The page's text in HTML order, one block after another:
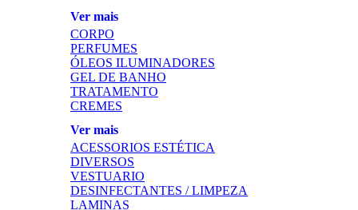
Ver mais
CORPO
PERFUMES
ÓLEOS ILUMINADORES
GEL DE BANHO
TRATAMENTO
CREMES
Ver mais
ACESSORIOS ESTÉTICA
DIVERSOS
VESTUARIO
DESINFECTANTES / LIMPEZA
LAMINAS